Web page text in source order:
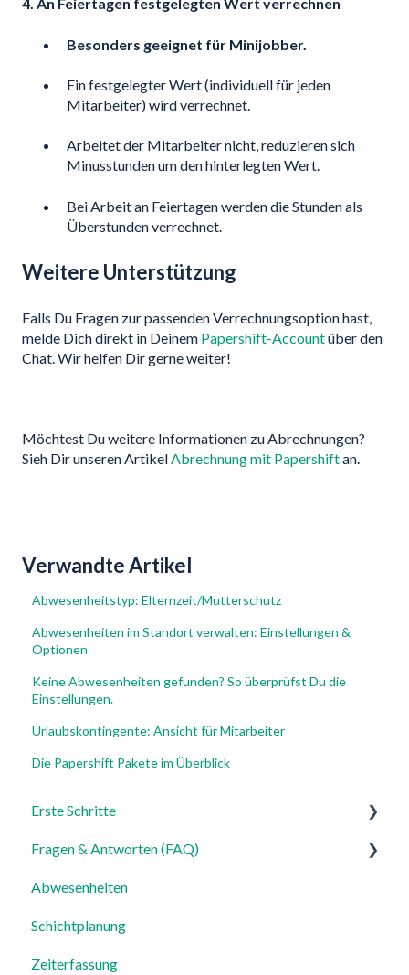
4. An Feiertagen festgelegten Wert verrechnen
Besonders geeignet für Minijobber.
Ein festgelegter Wert (individuell für jeden
Mitarbeiter) wird verrechnet.
Arbeitet der Mitarbeiter nicht, reduzieren sich
Minusstunden um den hinterlegten Wert.
Bei Arbeit an Feiertagen werden die Stunden als
Überstunden verrechnet.
Weitere Unterstützung
Falls Du Fragen zur passenden Verrechnungsoption hast,
melde Dich direkt in Deinem Papershift-Accountüber den
Chat. Wir helfen Dir gerne weiter!
Möchtest Du weitere Informationen zu Abrechnungen?
Sieh Dir unseren ArtikelAbrechnung mit Papershiftan.
Verwandte Artikel
Abwesenheitstyp: Elternzeit/Mutterschutz
Abwesenheiten im Standort verwalten: Einstellungen &
Optionen
Keine Abwesenheiten gefunden? So überprüfst Du die
Einstellungen.
Urlaubskontingente: Ansicht für Mitarbeiter
Die Papershift Pakete im Überblick
Erste Schritte
Für Admins
Für Mitarbeiter
Einstellungen
Fragen & Antworten (FAQ)
Login, Account & Sicherheit
Mitarbeiterverwaltung
Mitarbeiterprofile & Stammdaten
Abwesenheiten
Schichtplanung
Zeiterfassung